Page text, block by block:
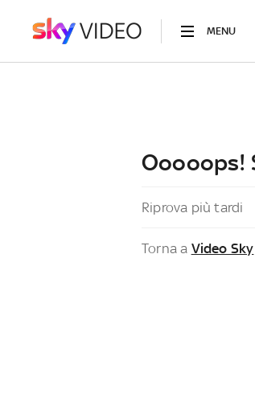
MENU
Ooooops!
Riprova più tardi
Torna a Video Sky